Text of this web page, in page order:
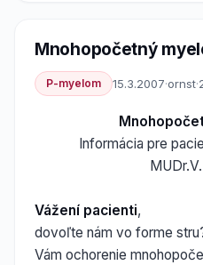
Mnohopočetný
P-myelom 15.3.2007·ornst·
Informácia pre
Vážení pacienti,
dovoľte nám vo forme
Vám ochorenie